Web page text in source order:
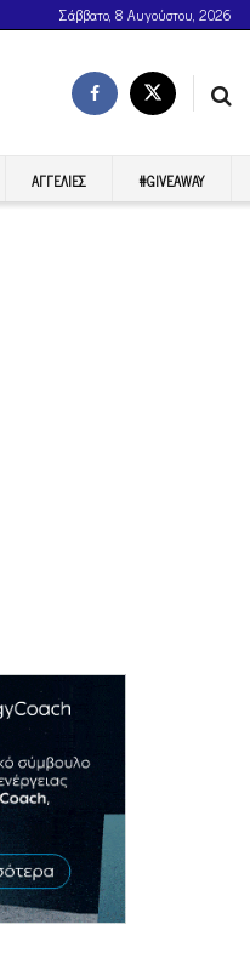
Σάββατο, 8 Αυγούστου, 2026
ΑΓΓΕΛΊΕΣ #GIVEAWAY